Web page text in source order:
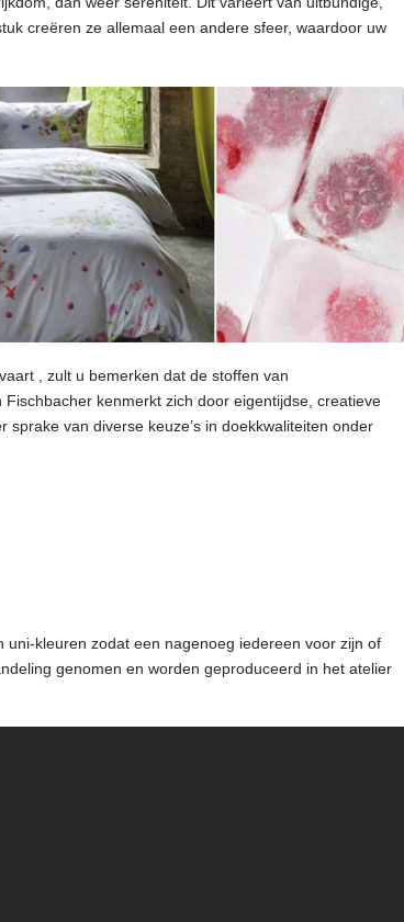
creëren ze allemaal een andere sfeer, waardoor uw
, zult u bemerken dat de stoffen van
kenmerkt zich door eigentijdse, creatieve
van diverse keuze’s in doekkwaliteiten onder
kleuren zodat een nagenoeg iedereen voor zijn of
genomen en worden geproduceerd in het atelier